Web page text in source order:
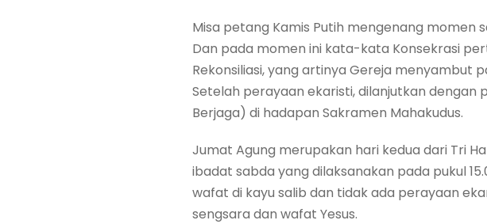
Misa petang Kamis Putih mengenang momen
Dan pada momen ini kata-kata Konsekrasi
Rekonsiliasi, yang artinya Gereja
Setelah perayaan ekaristi, dilanjutkan dengan
Berjaga) di hadapan Sakramen Mahakudus.
Jumat Agung merupakan hari kedua dari Tri
ibadat sabda yang dilaksanakan pada pukul
wafat di kayu salib dan tidak ada perayaan
sengsara dan wafat Yesus.